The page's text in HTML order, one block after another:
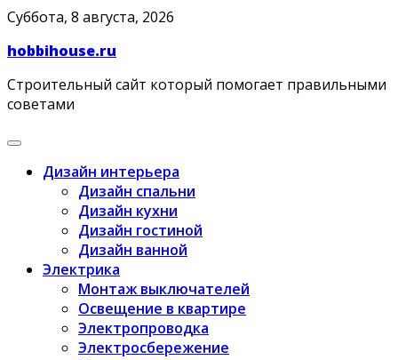
Skip
content
Суббота, 8 августа, 2026
hobbihouse.ru
Строительный сайт который помогает правильными
советами
Дизайн интерьера
Дизайн спальни
Дизайн кухни
Дизайн гостиной
Дизайн ванной
Электрика
Монтаж выключателей
Освещение в квартире
Электропроводка
Электросбережение